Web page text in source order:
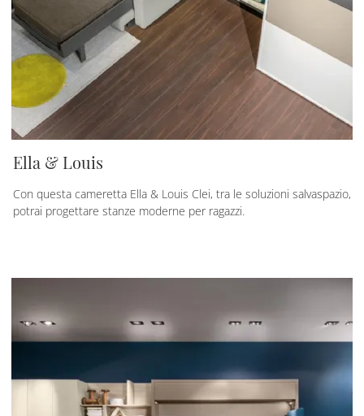
Ella & Louis
Con questa cameretta Ella & Louis Clei, tra le soluzioni salvaspazio,
potrai progettare stanze moderne per ragazzi.